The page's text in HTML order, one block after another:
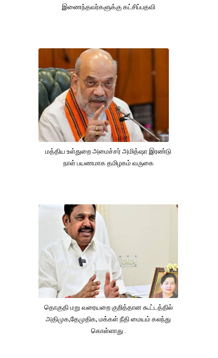
இணைந்தவர்களுக்கு கட்சிப்பதவி
மத்திய உள்துறை அமைச்சர் அமித்ஷா இரண்டு
நாள் பயணமாக தமிழகம் வருகை
தொகுதி மறு வரையறை குறித்தான கூட்டத்தில்
அதிமுக,தேமுதிக, மக்கள் நீதி மையம் கலந்து
கொள்ளாது .